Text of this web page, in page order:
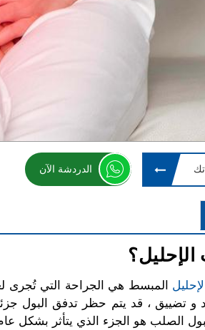
الدردشة الآن
المبسط هي الجراحة التي تُجرى
تضييق ، قد يتم حظر تدفق البول
الصلب هو الجزء الذي يتأثر بشكل